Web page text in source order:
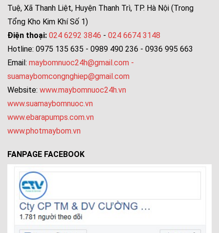
Tuệ, Xã Thanh Liệt, Huyện Thanh Trì, TP. Hà Nội (Trong
Tổng Kho Kim Khí Số 1)
Điện thoại: 024 6292 3846 - 024 6674 3148
Hotline: 0975 135 635 - 0989 490 236 - 0936 995 663
Email: maybomnuoc24h@gmail.com -
suamaybomcongnghiep@gmail.com
Website: www.maybomnuoc24h.vn
www.suamaybomnuoc.vn
www.ebarapumps.com.vn
www.photmaybom.vn
FANPAGE FACEBOOK